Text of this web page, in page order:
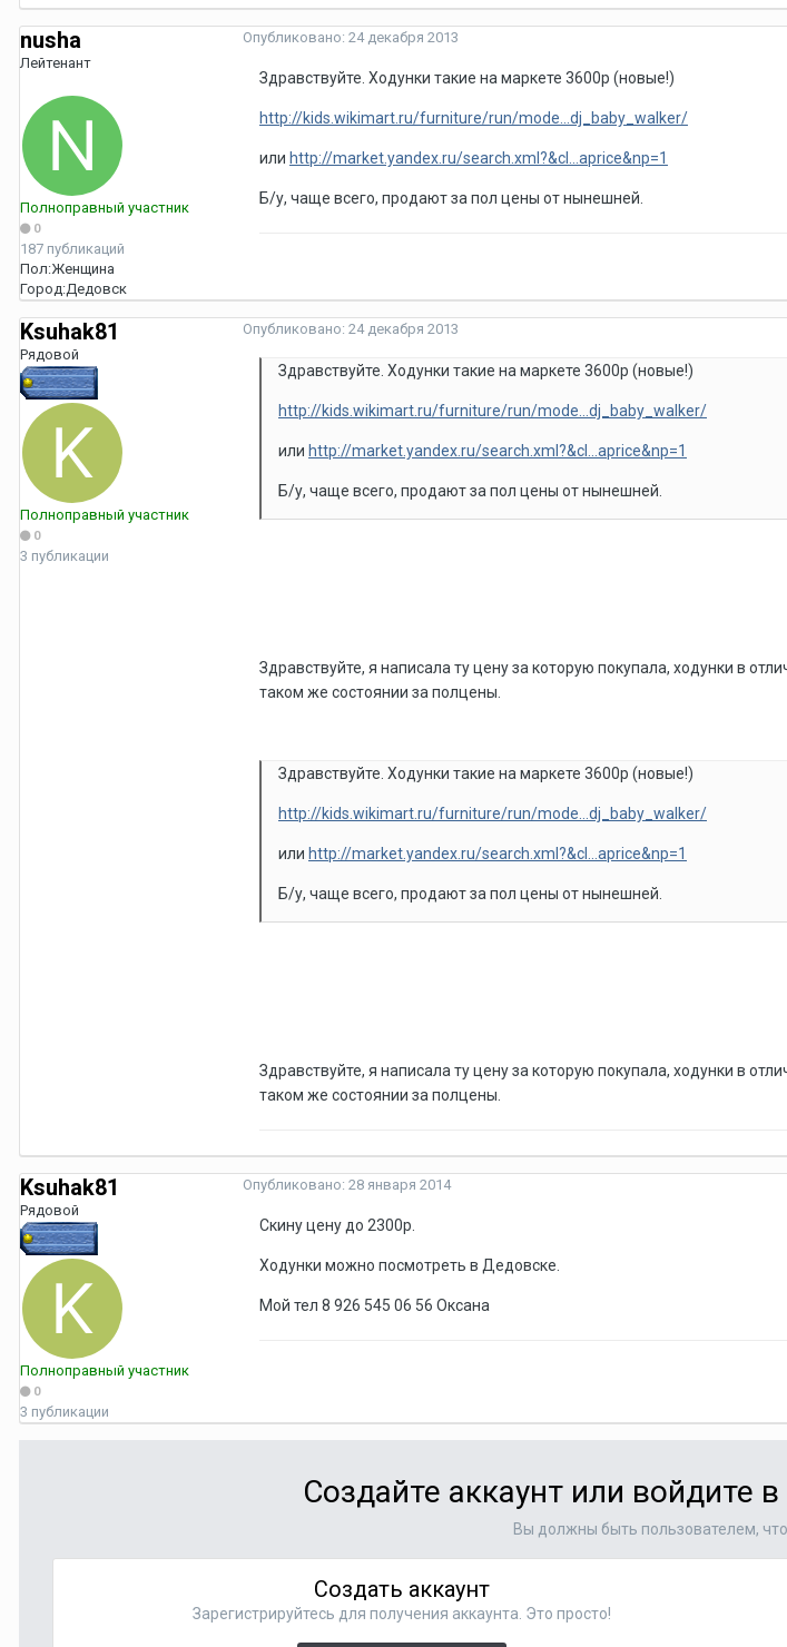
nusha
Лейтенант
Полноправный участник
0
187 публикаций
Пол:Женщина
Город:Дедовск
Опубликовано: 24 декабря 2013
Здравствуйте. Ходунки такие на маркете 3600р (новые!)
http://kids.wikimart.ru/furniture/run/mode...dj_baby_walker/
или http://market.yandex.ru/search.xml?&cl...aprice&np=1
Б/у, чаще всего, продают за пол цены от нынешней.
Ksuhak81
Рядовой
Полноправный участник
0
3 публикации
Опубликовано: 24 декабря 2013
Здравствуйте. Ходунки такие на маркете 3600р (новые!)
http://kids.wikimart.ru/furniture/run/mode...dj_baby_walker/
или http://market.yandex.ru/search.xml?&cl...aprice&np=1
Б/у, чаще всего, продают за пол цены от нынешней.
Здравствуйте, я написала ту цену за которую покупала, ходунки в
таком же состоянии за полцены.
Здравствуйте. Ходунки такие на маркете 3600р (новые!)
http://kids.wikimart.ru/furniture/run/mode...dj_baby_walker/
или http://market.yandex.ru/search.xml?&cl...aprice&np=1
Б/у, чаще всего, продают за пол цены от нынешней.
Здравствуйте, я написала ту цену за которую покупала, ходунки в
таком же состоянии за полцены.
Ksuhak81
Рядовой
Полноправный участник
0
3 публикации
Опубликовано: 28 января 2014
Скину цену до 2300р.
Ходунки можно посмотреть в Дедовске.
Мой тел 8 926 545 06 56 Оксана
Создайте аккаунт или войдите
Вы должны быть пользователем,
Создать аккаунт
Зарегистрируйтесь для получения аккаунта. Это просто!